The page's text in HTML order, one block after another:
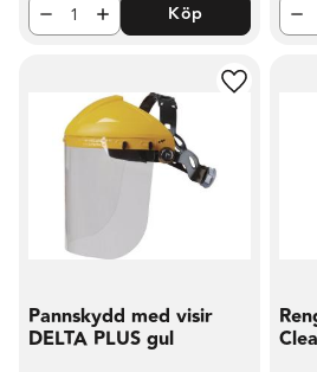
Köp
Pannskydd med visir
DELTA PLUS gul
Lägg till i